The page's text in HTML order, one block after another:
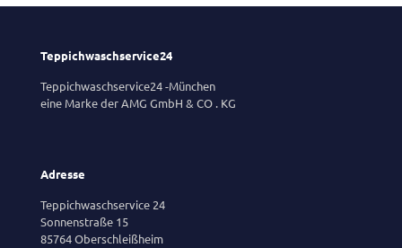
Teppichwaschservice24
Teppichwaschservice24 -München
eine Marke der AMG GmbH & CO . KG
Adresse
Teppichwaschservice 24
Sonnenstraße 15
85764 Oberschleißheim